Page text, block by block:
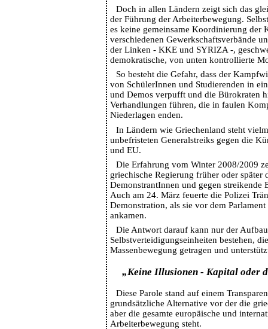
Doch in allen Ländern zeigt sich das
der Führung der Arbeiterbewegung.
es keine gemeinsame Koordinierung der
verschiedenen Gewerkschaftsverbände
der Linken - KKE und SYRIZA -,
demokratische, von unten kontrollierte
So besteht die Gefahr, dass der
von SchülerInnen und Studierenden in
und Demos verpufft und die Bürokraten
Verhandlungen führen, die in faulen
Niederlagen enden.
In Ländern wie Griechenland steht
unbefristeten Generalstreiks gegen die
und EU.
Die Erfahrung vom Winter 2008/2009
griechische Regierung früher oder später
DemonstrantInnen und gegen streikende
Auch am 24. März feuerte die Polizei
Demonstration, als sie vor dem
ankamen.
Die Antwort darauf kann nur der
Selbstverteidigungseinheiten bestehen,
Massenbewegung getragen und
„Keine Illusionen - Kapital oder
Diese Parole stand auf einem
grundsätzliche Alternative vor der die
aber die gesamte europäische und
Arbeiterbewegung steht.